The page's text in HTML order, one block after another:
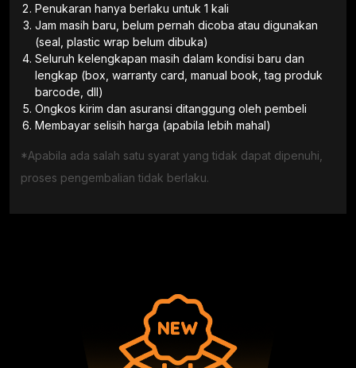
Penukaran hanya berlaku untuk 1 kali
Jam masih baru, belum pernah dicoba atau digunakan
(seal, plastic wrap belum dibuka)
Seluruh kelengkapan masih dalam kondisi baru dan
lengkap (box, warranty card, manual book, tag produk
barcode, dll)
Ongkos kirim dan asuransi ditanggung oleh pembeli
Membayar selisih harga (apabila lebih mahal)
*Apabila ada salah satu syarat yang tidak dapat dipenuhi,
proses pengembalian tidak berlaku.